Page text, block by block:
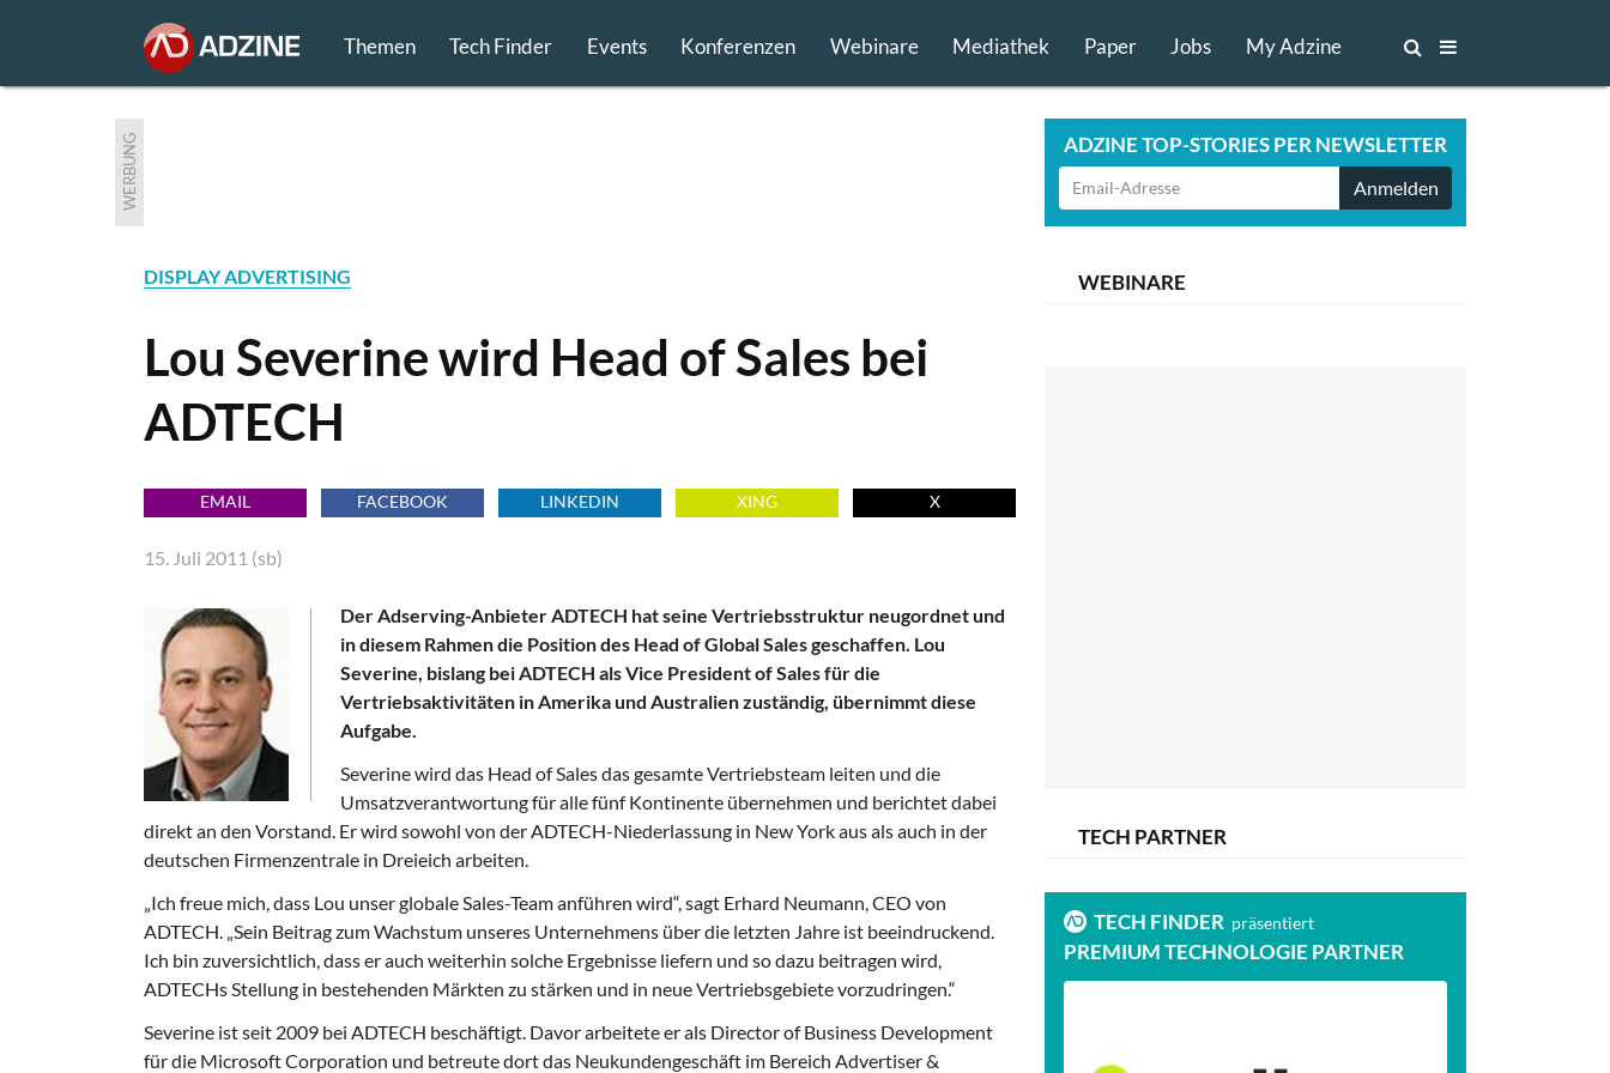
Themen Tech Finder Events Konferenzen Webinare Mediathek Paper Jobs My Adzine
WERBUNG ADZINE TOP-STORIES PER NEWSLETTER
Anmelden
DISPLAY ADVERTISING
Lou Severine wird Head of Sales bei
ADTECH
EMAIL FACEBOOK LINKEDIN XING X
15. Juli 2011 (sb)
Der Adserving-Anbieter ADTECH hat seine Vertriebsstruktur neugordnet und
in diesem Rahmen die Position des Head of Global Sales geschaffen. Lou
Severine, bislang bei ADTECH als Vice President of Sales für die
Vertriebsaktivitäten in Amerika und Australien zuständig, übernimmt diese
Aufgabe.
Severine wird das Head of Sales das gesamte Vertriebsteam leiten und die
Umsatzverantwortung für alle fünf Kontinente übernehmen und berichtet dabei
direkt an den Vorstand. Er wird sowohl von der ADTECH-Niederlassung in New York aus als auch in der
deutschen Firmenzentrale in Dreieich arbeiten.
„Ich freue mich, dass Lou unser globale Sales-Team anführen wird“, sagt Erhard Neumann, CEO von
ADTECH. „Sein Beitrag zum Wachstum unseres Unternehmens über die letzten Jahre ist beeindruckend.
Ich bin zuversichtlich, dass er auch weiterhin solche Ergebnisse liefern und so dazu beitragen wird,
ADTECHs Stellung in bestehenden Märkten zu stärken und in neue Vertriebsgebiete vorzudringen.“
Severine ist seit 2009 bei ADTECH beschäftigt. Davor arbeitete er als Director of Business Development
für die Microsoft Corporation und betreute dort das Neukundengeschäft im Bereich Advertiser &
WEBINARE
TECH PARTNER
TECH FINDER präsentiert
PREMIUM TECHNOLOGIE PARTNER